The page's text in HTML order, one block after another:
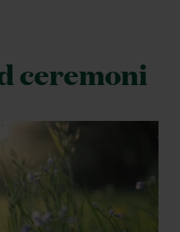
ceremoni